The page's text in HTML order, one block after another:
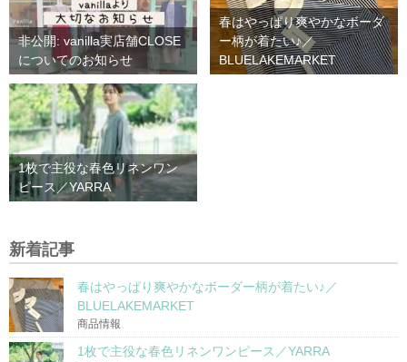
非公開: vanilla実店舗CLOSE
についてのお知らせ
春はやっぱり爽やかなボーダ
ー柄が着たい♪／
BLUELAKEMARKET
1枚で主役な春色リネンワン
ピース／YARRA
新着記事
春はやっぱり爽やかなボーダー柄が着たい♪／
BLUELAKEMARKET
商品情報
1枚で主役な春色リネンワンピース／YARRA